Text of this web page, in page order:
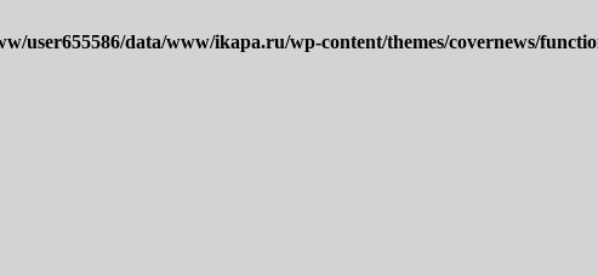
user655586/data/www/ikapa.ru/wp-content/themes/covernews/